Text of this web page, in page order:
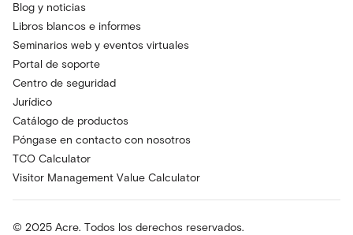
Blog y noticias
Libros blancos e informes
Seminarios web y eventos virtuales
Portal de soporte
Centro de seguridad
Jurídico
Catálogo de productos
Póngase en contacto con nosotros
TCO Calculator
Visitor Management Value Calculator
© 2025 Acre. Todos los derechos reservados.